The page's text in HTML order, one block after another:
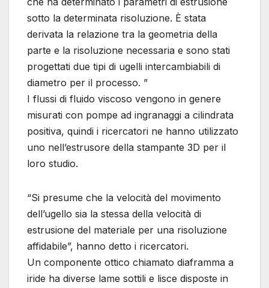
sotto la determinata risoluzione. È stata
derivata la relazione tra la geometria della
parte e la risoluzione necessaria e sono stati
progettati due tipi di ugelli intercambiabili di
diametro per il processo. ”
I flussi di fluido viscoso vengono in genere
misurati con pompe ad ingranaggi a cilindrata
positiva, quindi i ricercatori ne hanno utilizzato
uno nell’estrusore della stampante 3D per il
loro studio.
“Si presume che la velocità del movimento
dell’ugello sia la stessa della velocità di
estrusione del materiale per una risoluzione
affidabile”, hanno detto i ricercatori.
Un componente ottico chiamato diaframma a
iride ha diverse lame sottili e lisce disposte in